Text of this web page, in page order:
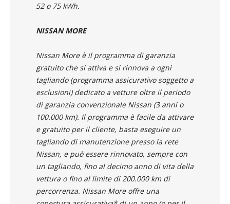
52 o 75 kWh.
NISSAN MORE
Nissan More è il programma di garanzia
gratuito che si attiva e si rinnova a ogni
tagliando (programma assicurativo soggetto a
esclusioni) dedicato a vetture oltre il periodo
di garanzia convenzionale Nissan (3 anni o
100.000 km). Il programma è facile da attivare
e gratuito per il cliente, basta eseguire un
tagliando di manutenzione presso la rete
Nissan, e può essere rinnovato, sempre con
un tagliando, fino al decimo anno di vita della
vettura o fino al limite di 200.000 km di
percorrenza. Nissan More offre una